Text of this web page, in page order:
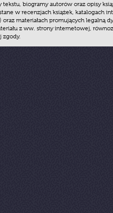
tekstu, biogramy autorów oraz opisy
w recenzjach książek, katalogach
oraz materiałach promujących legalną
z ww. strony internetowej,
zgody.